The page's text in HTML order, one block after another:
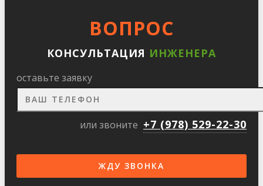
ВОПРОС
КОНСУЛЬТАЦИЯ ИНЖЕНЕРА
оставьте заявку
или звоните +7 (978) 529-22-30